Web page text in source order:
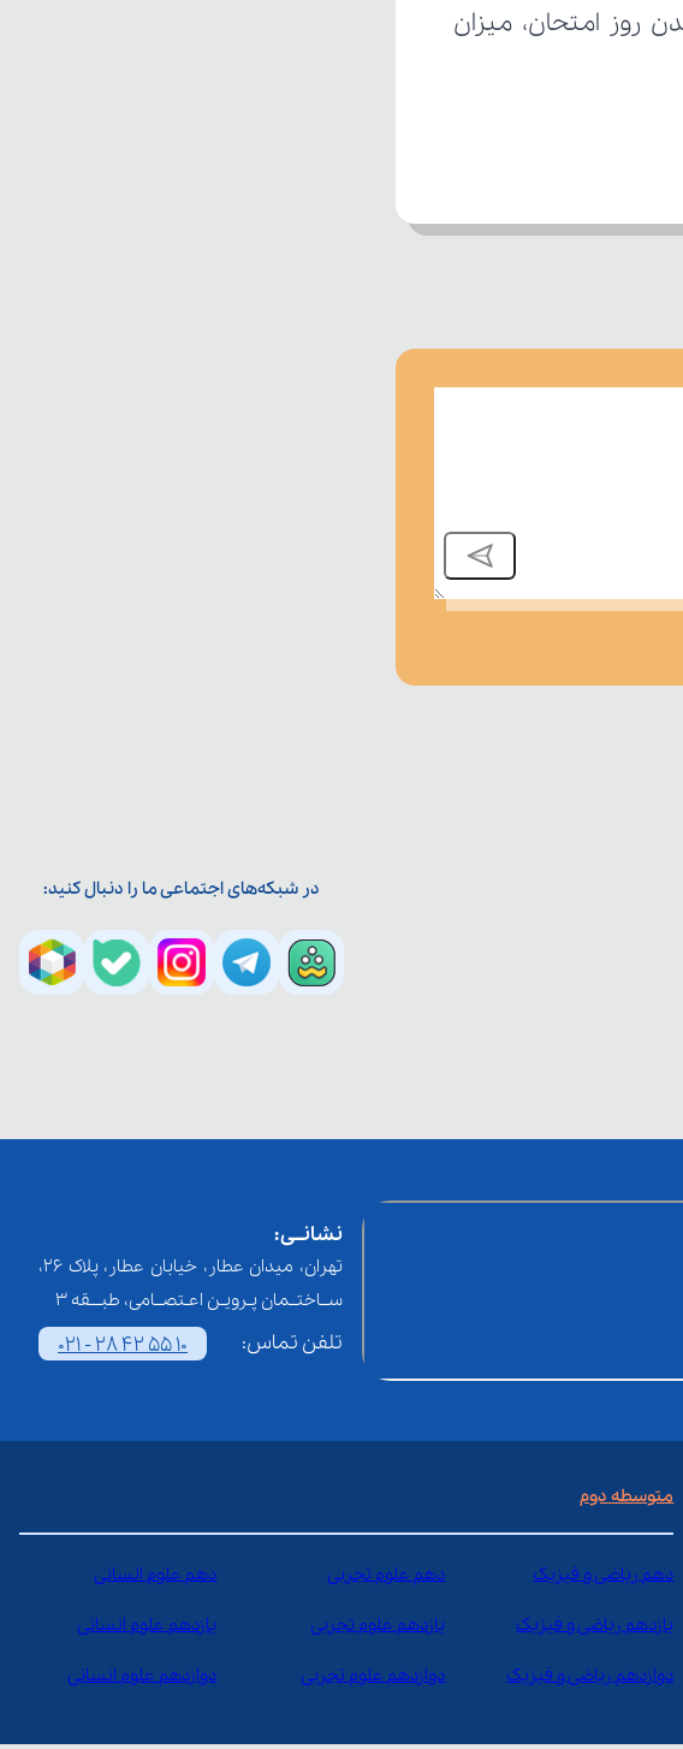
در شبکه‌های اجتماعی ما را دنبال کنید:
نشانــی:
تهران، میدان عطار، خیابان عطار، پلاک 26،
ســاختــمان پـرویـن اعـتصــامی، طبـــقه 3
تلفن تماس: 021 - 28 42 55 10
متوسطه دوم
دهم ریاضی و فیزیک دهم علوم تجربی دهم علوم انسانی
یازدهم ریاضی و فیزیک یازدهم علوم تجربی یازدهم علوم انسانی
دوازدهم ریاضی و فیزیک دوازدهم علوم تجربی دوازدهم علوم انسانی